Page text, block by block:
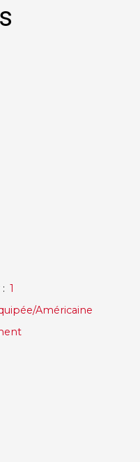
: 1
Américaine